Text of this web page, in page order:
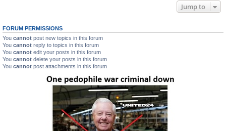
Jump to
FORUM PERMISSIONS
You cannot post new topics in this forum
You cannot reply to topics in this forum
You cannot edit your posts in this forum
You cannot delete your posts in this forum
You cannot post attachments in this forum